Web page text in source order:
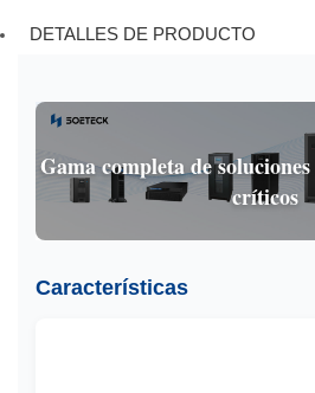
DETALLES DE PRODUCTO
Gama completa de
críticos
Características